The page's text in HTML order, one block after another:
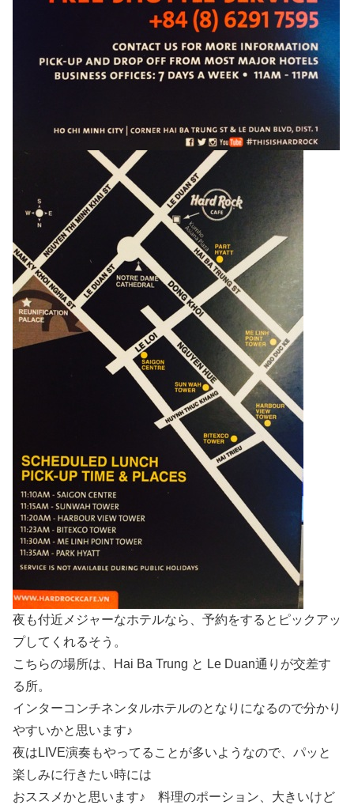
夜も付近メジャーなホテルなら、予約をするとピックアッ
プしてくれるそう。
こちらの場所は、Hai Ba Trung と Le Duan通りが交差す
る所。
インターコンチネンタルホテルのとなりになるので分かり
やすいかと思います♪
夜はLIVE演奏もやってることが多いようなので、パッと
楽しみに行きたい時には
おススメかと思います♪ 料理のポーション、大きいけど